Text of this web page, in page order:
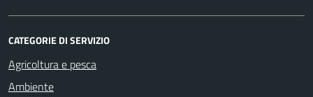
CATEGORIE DI SERVIZIO
Agricoltura e pesca
Ambiente